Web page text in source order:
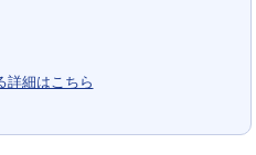
詳細はこちら